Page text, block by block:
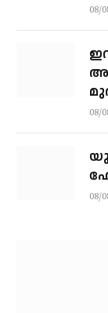
08/
08/
യു
08/